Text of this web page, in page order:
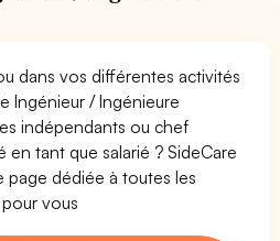
dans vos différentes activités
Ingénieur / Ingénieure
indépendants ou chef
en tant que salarié ? SideCare
page dédiée à toutes les
vous